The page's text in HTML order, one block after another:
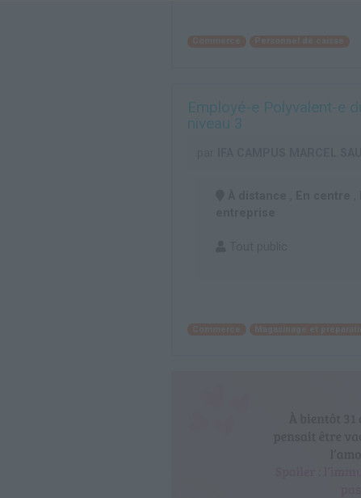
Employé-e Polyvalent-e
niveau 3